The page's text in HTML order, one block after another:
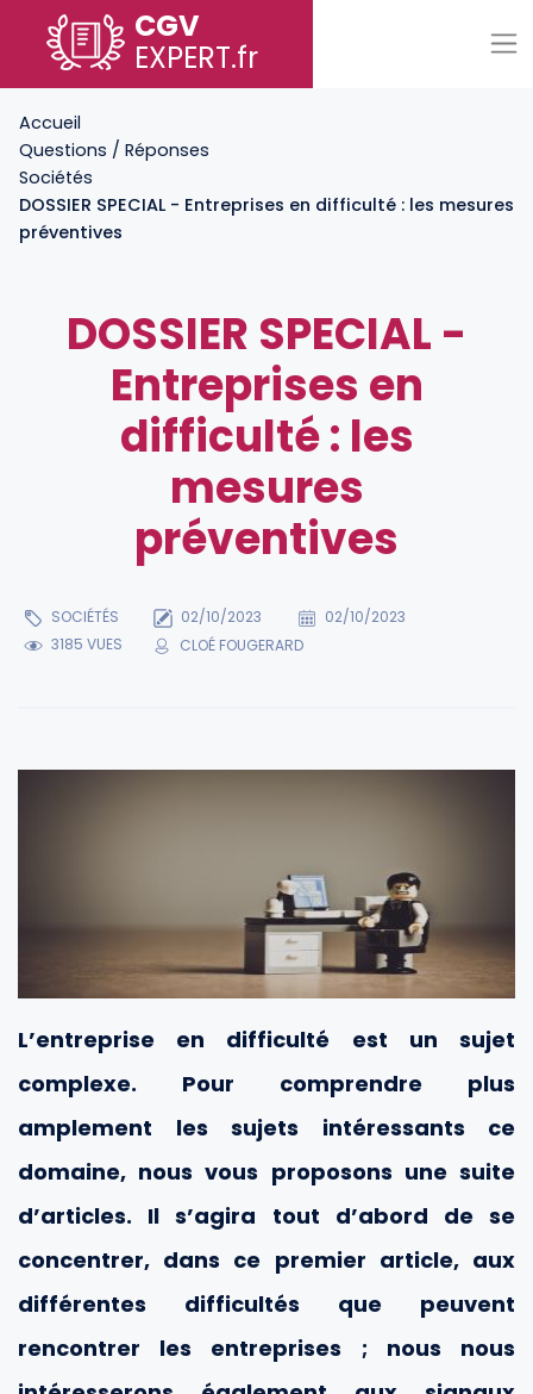
CGV
EXPERT.fr
Accueil
Questions / Réponses
Sociétés
DOSSIER SPECIAL - Entreprises en difficulté : les mesures
préventives
DOSSIER SPECIAL -
Entreprises en
difficulté : les
mesures
préventives
SOCIÉTÉS 02/10/2023
02/10/2023
3185 VUES
CLOÉ FOUGERARD
L’entreprise en difficulté est un sujet
complexe. Pour comprendre plus
amplement les sujets intéressants ce
domaine, nous vous proposons une suite
d’articles. Il s’agira tout d’abord de se
concentrer, dans ce premier article, aux
différentes difficultés que peuvent
rencontrer les entreprises ; nous nous